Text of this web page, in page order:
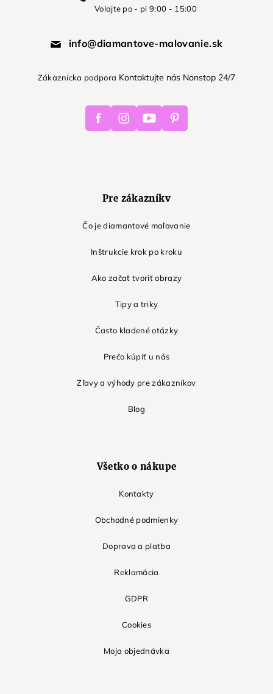
Volajte po - pi 9:00 - 15:00
info@diamantove-malovanie.sk
Zákaznícka podpora Kontaktujte nás Nonstop 24/7
FacebookInstagramYoutube Pinterest
Pre zákazníkv
Čo je diamantové maľovanie
Inštrukcie krok po kroku
Ako začať tvoriť obrazy
Tipy a triky
Často kladené otázky
Prečo kúpiť u nás
Zľavy a výhody pre zákazníkov
Blog
Všetko o nákupe
Kontakty
Obchodné podmienky
Doprava a platba
Reklamácia
GDPR
Cookies
Moja objednávka